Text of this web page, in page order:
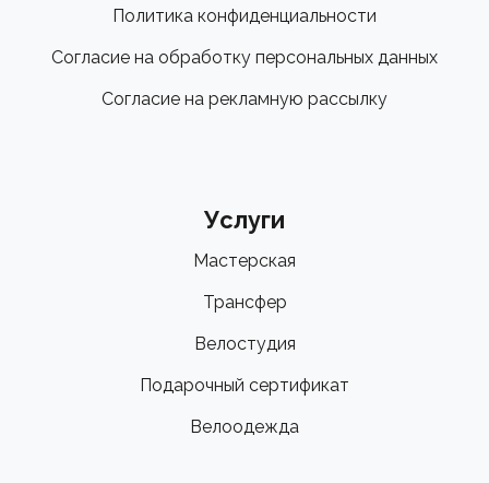
Политика конфиденциальности
Согласие на обработку персональных данных
Согласие на рекламную рассылку
Услуги
Мастерская
Трансфер
Велостудия
Подарочный сертификат
Велоодежда